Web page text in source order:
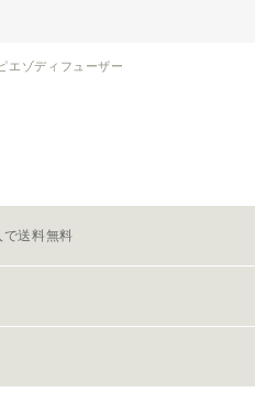
エゾディフューザー
送料無料